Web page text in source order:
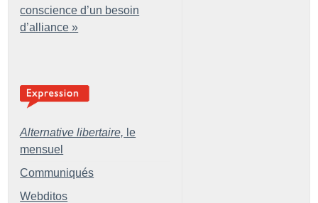
conscience d’un besoin
d’alliance »
Alternative libertaire, le
mensuel
Communiqués
Webditos